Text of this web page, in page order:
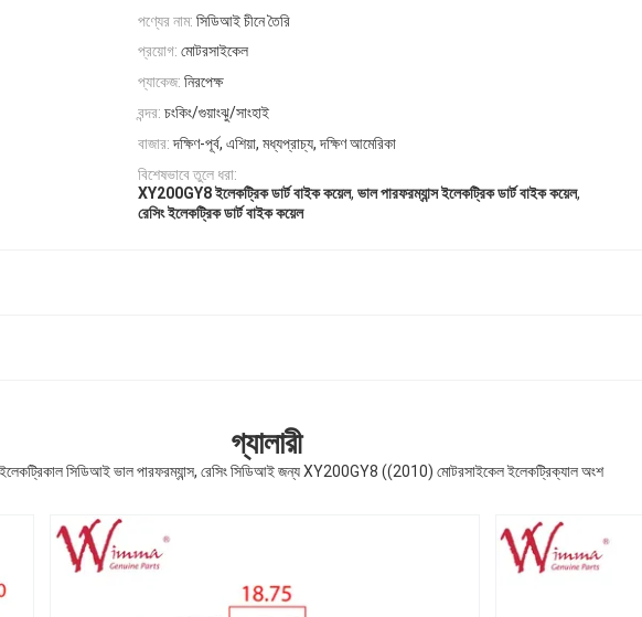
পণ্যের নাম: সিডিআই চীনে তৈরি
প্রয়োগ: মোটরসাইকেল
প্যাকেজ: নিরপেক্ষ
বন্দর: চংকিং/গুয়াংঝু/সাংহাই
বাজার: দক্ষিণ-পূর্ব, এশিয়া, মধ্যপ্রাচ্য, দক্ষিণ আমেরিকা
বিশেষভাবে তুলে ধরা:
XY200GY8 ইলেকট্রিক ডার্ট বাইক কয়েল, ভাল পারফরম্যান্স ইলেকট্রিক ডার্ট বাইক কয়েল,
রেসিং ইলেকট্রিক ডার্ট বাইক কয়েল
গ্যালারী
সিডিআই ভাল পারফরম্যান্স, রেসিং সিডিআই জন্য XY200GY8 ((2010) মোটরসাইকেল ইলেকট্রিক্যাল অংশ